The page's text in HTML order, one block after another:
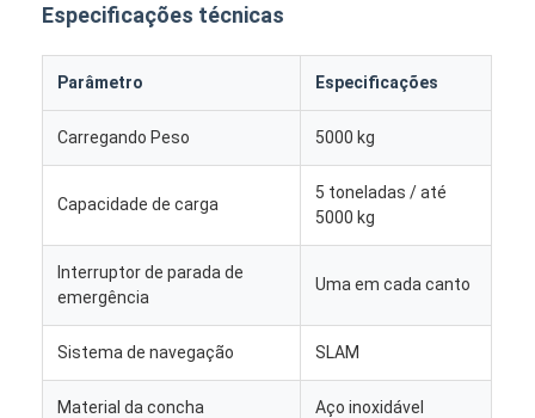
Especificações técnicas
Parâmetro Especificações
Carregando Peso 5000 kg
Capacidade de carga
5 toneladas / até
5000 kg
Interruptor de parada de
emergência
Uma em cada canto
Sistema de navegação SLAM
Material da concha Aço inoxidável